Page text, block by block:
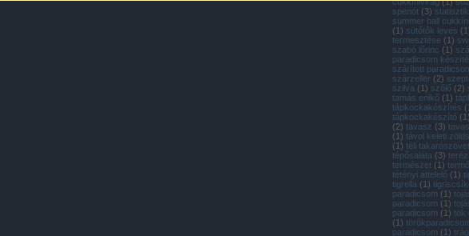
spenót (3)
summer ball cukkíni
(1) sütőtők leves (1
termesztése (1)
szabó lőrinc (1)
paradicsom
szárított
szárzeller (2)
szilva (1) szőlő (2)
tamás enikő (1)
tápkockakészítés (
tápkockakészítő (1)
(2) tavasz (3)
(1) távol keleti
(1) téli takarószövet
tépősaláta (3) teréz
természet (1)
tétényi áttelelő (1)
tigrella (1)
paradicsom (1)
paradicsom (1)
paradicsom (1) tök
(1)
paradicsom (1)